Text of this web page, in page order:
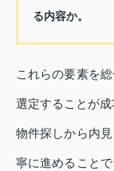
る内容か。
これらの要素を
選定することが成
物件探しから内
寧に進めること